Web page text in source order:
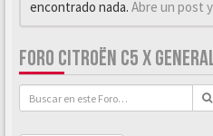
encontrado nada. Abre un post
FORO CITROËN C5 X